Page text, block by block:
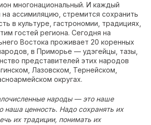
многонациональный. И каждый
ассимиляцию, стремится сохранить
в культуре, гастрономии, традициях,
гостей региона. Сегодня на
Востока проживает 20 коренных
в Приморье — удэгейцы, тазы,
представителей этих народов
Лазовском, Тернейском,
округах.
народы — это наше
наша ценность. Надо сохранять их
их традиции, понимать их